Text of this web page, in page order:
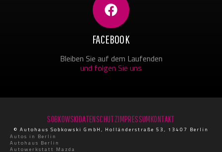
FACEBOOK
Bleiben Sie auf dem Laufenden
und folgen Sie uns
SOBKOWSKIDATENSCHUTZIMPRESSUMKONTAKT
© Autohaus Sobkowski GmbH, Holländerstraße 53, 13407 Berlin
Autos in Berlin
Autohaus Berlin
Autowerkstatt Mazda